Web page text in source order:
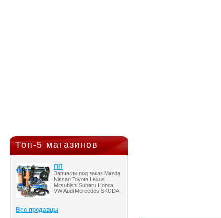
Топ-5 магазинов
ПП
Запчасти под заказ Mazda
Nissan Toyota Lexus
Mitsubishi Subaru Honda
VW Audi Mercedes SKODA
Все продавцы